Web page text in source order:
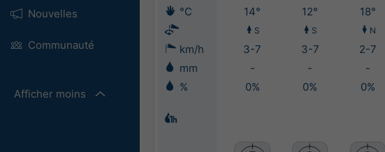
Nouvelles
Communauté
Afficher moins
°C
14° 12° 18°
S S N
km/h 3-7 3-7 2-7
mm
- - -
%
0% 0% 0%